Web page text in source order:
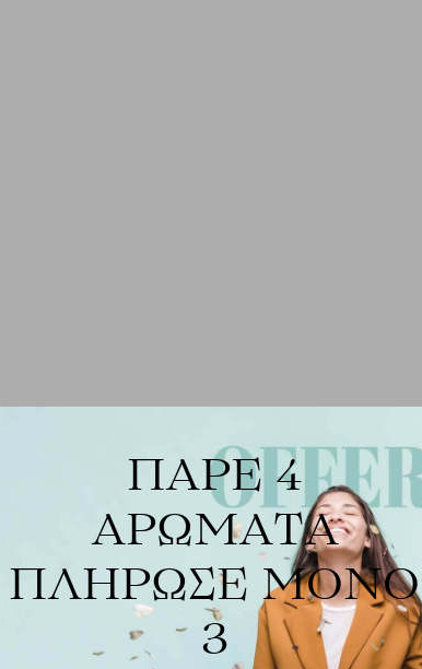
ΠΑΡΕ 4
ΑΡΩΜΑΤΑ
ΠΛΗΡΩΣΕ ΜΟΝΟ
3